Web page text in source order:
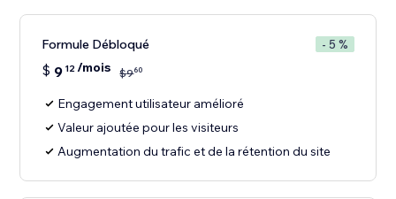
Formule Débloqué - 5 %
$ 9 12/mois $960
Engagement utilisateur amélioré
Valeur ajoutée pour les visiteurs
Augmentation du trafic et de la rétention du site